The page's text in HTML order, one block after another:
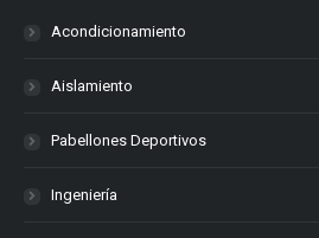
Acondicionamiento
Aislamiento
Pabellones Deportivos
Ingeniería